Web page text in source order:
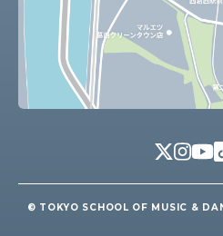
© TOKYO SCHOOL OF MUSIC &